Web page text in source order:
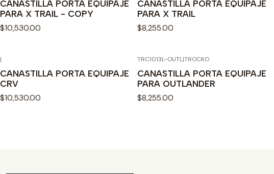
CANASTILLA PORTA EQUIPAJE
PARA X TRAIL - COPY
$10,530.00
CANASTILLA PORTA EQUIPAJE
PARA X TRAIL
$8,255.00
|
CANASTILLA PORTA EQUIPAJE
CRV
$10,530.00
TRC1013L-OUTL|TROCKO
CANASTILLA PORTA EQUIPAJE
PARA OUTLANDER
$8,255.00